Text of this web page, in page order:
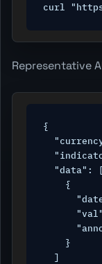
curl
Representative
{
"data":
    {
    }
  ]